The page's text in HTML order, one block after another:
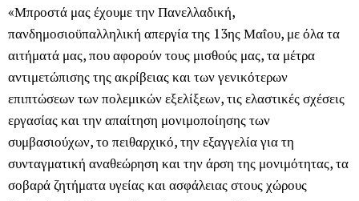
«Μπροστά μας έχουμε την Πανελλαδική,
πανδημοσιοϋπαλληλική απεργία της 13ης Μαΐου, με όλα τα
αιτήματά μας, που αφορούν τους μισθούς μας, τα μέτρα
αντιμετώπισης της ακρίβειας και των γενικότερων
επιπτώσεων των πολεμικών εξελίξεων, τις ελαστικές σχέσεις
εργασίας και την απαίτηση μονιμοποίησης των
συμβασιούχων, το πειθαρχικό, την εξαγγελία για τη
συνταγματική αναθεώρηση και την άρση της μονιμότητας, τα
σοβαρά ζητήματα υγείας και ασφάλειας στους χώρους